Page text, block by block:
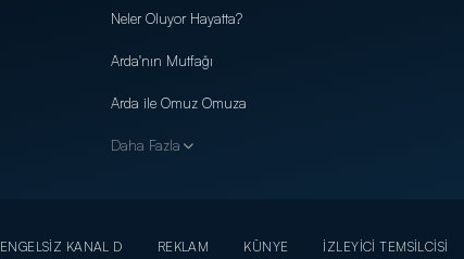
Neler Oluyor Hayatta?
Arda'nın Mutfağı
Arda ile Omuz Omuza
Daha Fazla
ENGELSİZ KANAL D REKLAM KÜNYE İZLEYİCİ TEMSİLCİSİ